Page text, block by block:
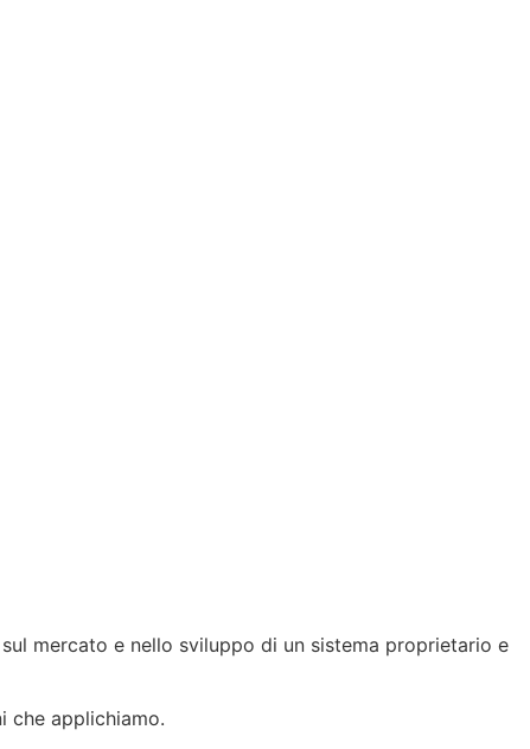
mercato e nello sviluppo di un sistema proprietario e
che applichiamo.